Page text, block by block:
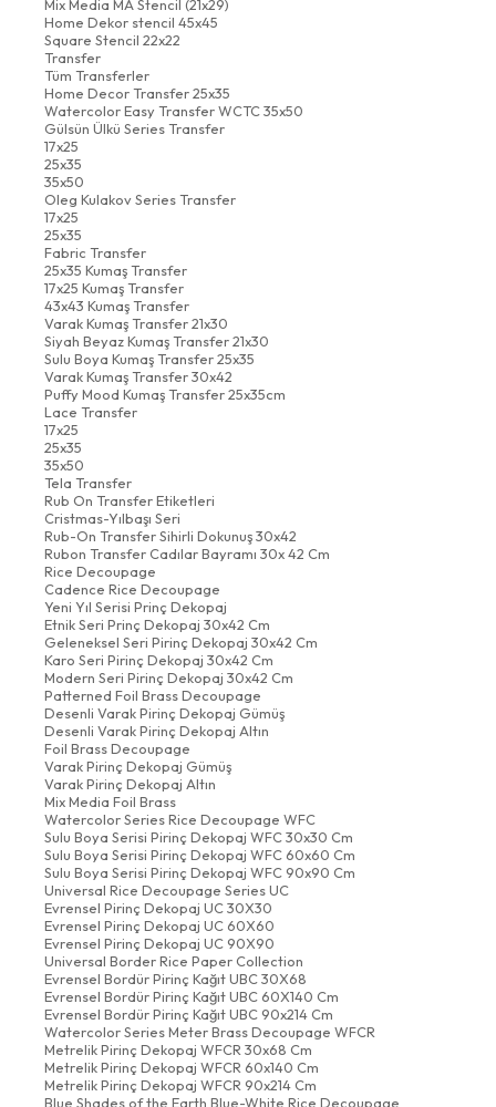
Mix Media MA Stencil (21x29)
Home Dekor stencil 45x45
Square Stencil 22x22
Transfer
Tüm Transferler
Home Decor Transfer 25x35
Watercolor Easy Transfer WCTC 35x50
Gülsün Ülkü Series Transfer
17x25
25x35
35x50
Oleg Kulakov Series Transfer
17x25
25x35
Fabric Transfer
25x35 Kumaş Transfer
17x25 Kumaş Transfer
43x43 Kumaş Transfer
Varak Kumaş Transfer 21x30
Siyah Beyaz Kumaş Transfer 21x30
Sulu Boya Kumaş Transfer 25x35
Varak Kumaş Transfer 30x42
Puffy Mood Kumaş Transfer 25x35cm
Lace Transfer
17x25
25x35
35x50
Tela Transfer
Rub On Transfer Etiketleri
Cristmas-Yılbaşı Seri
Rub-On Transfer Sihirli Dokunuş 30x42
Rubon Transfer Cadılar Bayramı 30x 42 Cm
Rice Decoupage
Cadence Rice Decoupage
Yeni Yıl Serisi Prinç Dekopaj
Etnik Seri Prinç Dekopaj 30x42 Cm
Geleneksel Seri Pirinç Dekopaj 30x42 Cm
Karo Seri Pirinç Dekopaj 30x42 Cm
Modern Seri Pirinç Dekopaj 30x42 Cm
Patterned Foil Brass Decoupage
Desenli Varak Pirinç Dekopaj Gümüş
Desenli Varak Pirinç Dekopaj Altın
Foil Brass Decoupage
Varak Pirinç Dekopaj Gümüş
Varak Pirinç Dekopaj Altın
Mix Media Foil Brass
Watercolor Series Rice Decoupage WFC
Sulu Boya Serisi Pirinç Dekopaj WFC 30x30 Cm
Sulu Boya Serisi Pirinç Dekopaj WFC 60x60 Cm
Sulu Boya Serisi Pirinç Dekopaj WFC 90x90 Cm
Universal Rice Decoupage Series UC
Evrensel Pirinç Dekopaj UC 30X30
Evrensel Pirinç Dekopaj UC 60X60
Evrensel Pirinç Dekopaj UC 90X90
Universal Border Rice Paper Collection
Evrensel Bordür Pirinç Kağıt UBC 30X68
Evrensel Bordür Pirinç Kağıt UBC 60X140 Cm
Evrensel Bordür Pirinç Kağıt UBC 90x214 Cm
Watercolor Series Meter Brass Decoupage WFCR
Metrelik Pirinç Dekopaj WFCR 30x68 Cm
Metrelik Pirinç Dekopaj WFCR 60x140 Cm
Metrelik Pirinç Dekopaj WFCR 90x214 Cm
Blue Shades of the Earth Blue-White Rice Decoupage